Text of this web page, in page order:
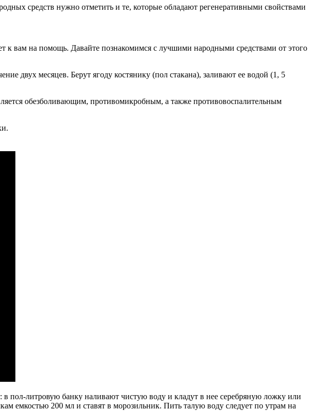
средств нужно отметить и те, которые обладают регенеративными свойствами
к вам на помощь. Давайте познакомимся с лучшими народными средствами от этого
двух месяцев. Берут ягоду костянику (пол стакана), заливают ее водой (1, 5
обезболивающим, противомикробным, а также противовоспалительным
в пол-литровую банку наливают чистую воду и кладут в нее серебряную ложку или
емкостью 200 мл и ставят в морозильник. Пить талую воду следует по утрам на